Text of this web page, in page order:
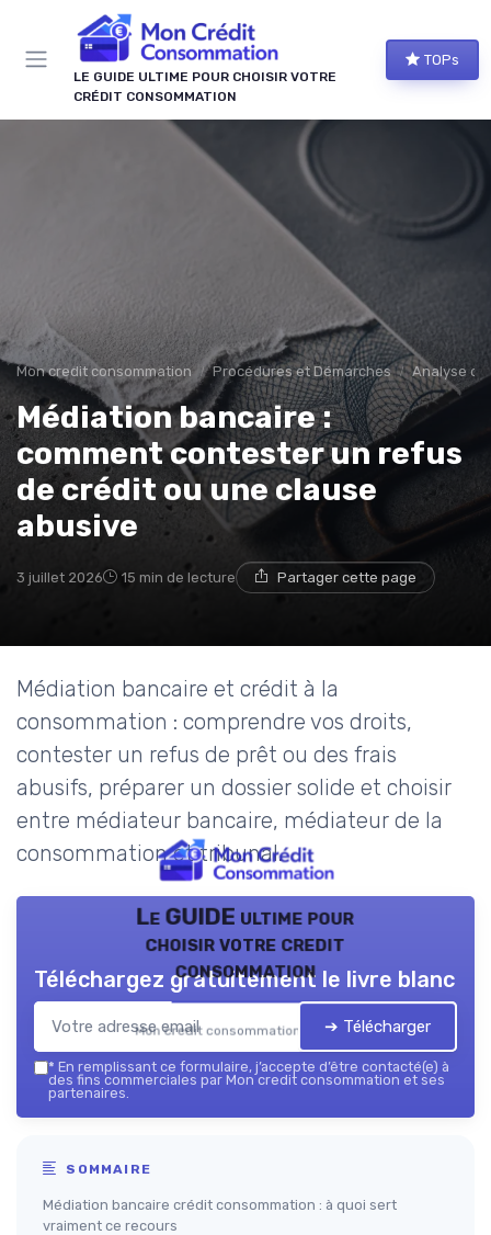
LE GUIDE ULTIME POUR CHOISIR VOTRE
CRÉDIT CONSOMMATION
TOPs
Mon credit consommation Procédures et Démarches Analyse
Médiation bancaire :
comment contester un refus
de crédit ou une clause
abusive
3 juillet 2026 15 min de lecture Partager cette page
Médiation bancaire et crédit à la
consommation : comprendre vos droits,
contester un refus de prêt ou des frais
abusifs, préparer un dossier solide et choisir
entre médiateur bancaire, médiateur de la
consommation et tribunal.
Le GUIDE ultime pour
choisir votre credit
consommation
Mon credit consommation — 2026
Téléchargez gratuitement le livre blanc
➔ Télécharger
* En remplissant ce formulaire, j’accepte d’être contacté(e) à
des fins commerciales par Mon credit consommation et ses
partenaires.
SOMMAIRE
Médiation bancaire crédit consommation : à quoi sert
vraiment ce recours
Panneau de gestion des cookies